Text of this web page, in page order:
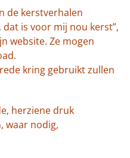
de kerstverhalen
is voor mij nou kerst”,
website. Ze mogen
kring gebruikt zullen
herziene druk
waar nodig,